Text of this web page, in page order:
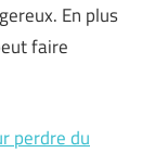
En plus
faire
perdre du